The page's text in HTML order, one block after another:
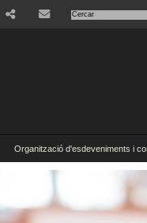
Organització d'esdeveniments i